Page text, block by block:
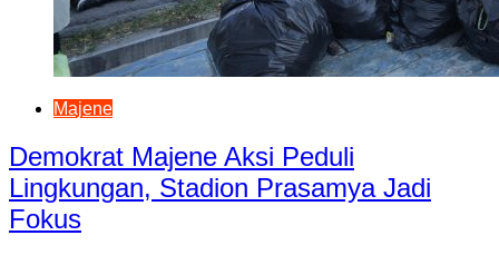
Majene
Demokrat Majene Aksi Peduli
Lingkungan, Stadion Prasamya Jadi
Fokus